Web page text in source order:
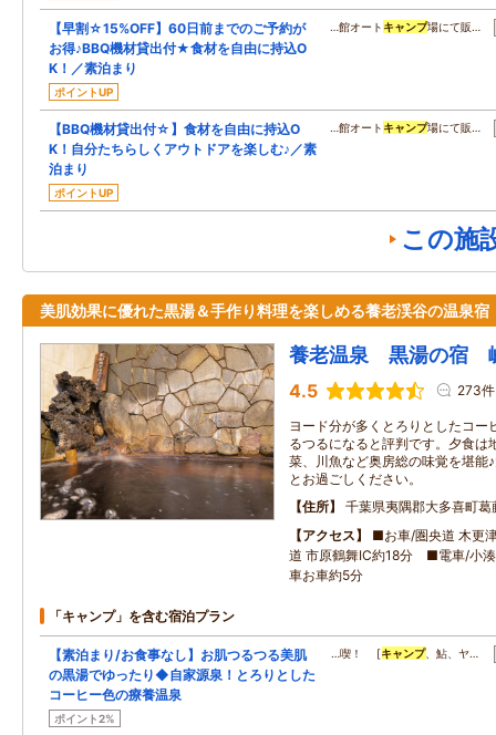
【早割☆15%OFF】60日前までのご予約が
お得♪BBQ機材貸出付★食材を自由に持込O
K！／素泊まり
ポイントUP
…館オート キャンプ場にて販…
【BBQ機材貸出付☆】食材を自由に持込O
K！自分たちらしくアウトドアを楽しむ♪／素
泊まり
ポイントUP
…館オート キャンプ場にて販…
この施
美肌効果に優れた黒湯＆手作り料理を楽しめる養老渓谷の温泉宿
養老温泉 黒湯の宿
4.5 273件
ヨード分が多くとろりとしたコー
るつるになると評判です。夕食は
菜、川魚など奥房総の味覚を堪能
とお過ごしください。
住所
千葉県夷隅郡大多喜町葛
アクセス
■お車/圏央道 木更
道 市原鶴舞IC約18分 ■電車/小湊
車お車約5分
「キャンプ」を含む宿泊プラン
【素泊まり/お食事なし】お肌つるつる美肌
の黒湯でゆったり◆自家源泉！とろりとした
コーヒー色の療養温泉
ポイント2%
…喫！ [キャンプ、鮎、ヤ…